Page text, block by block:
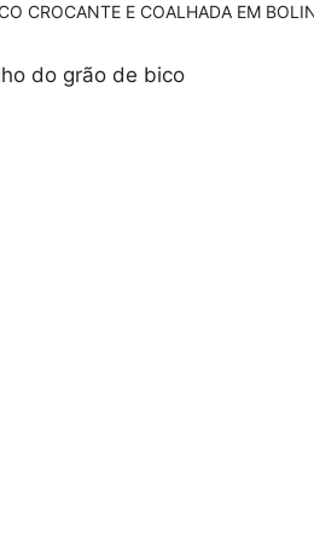
CROCANTE E COALHADA EM
do grão de bico